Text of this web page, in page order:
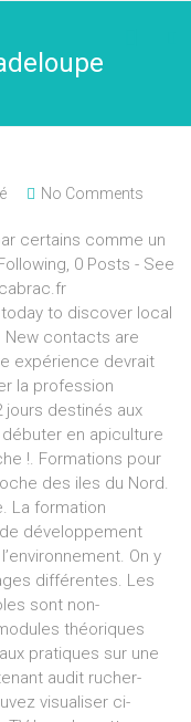
No Comments
certains comme un
0 Posts - See
to discover local
New contacts are
expérience devrait
la profession
jours destinés aux
en apiculture
!. Formations pour
des iles du Nord.
La formation
développement
On y
différentes. Les
sont non-
théoriques
pratiques sur une
audit rucher-
visualiser ci-